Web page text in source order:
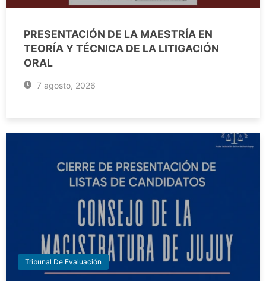
PRESENTACIÓN DE LA MAESTRÍA EN
TEORÍA Y TÉCNICA DE LA LITIGACIÓN
ORAL
7 agosto, 2026
Tribunal De Evaluación